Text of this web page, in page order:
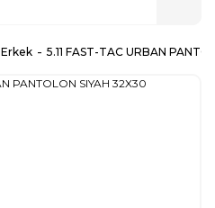
Erkek 5.11 FAST-TAC URBAN